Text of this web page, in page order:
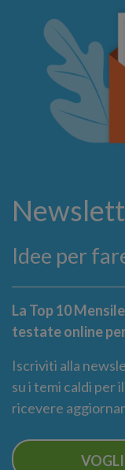
Idee per
La Top 10
testate online
Iscriviti alla
su i temi caldi per
ricevere